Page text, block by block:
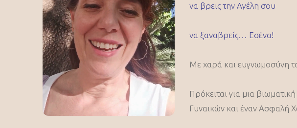
να βρεις την Αγέλη σου
να ξαναβρείς… Εσένα!
Με χαρά και ευγνωμοσύνη
Πρόκειται για μια
Γυναικών και έναν Ασφαλή